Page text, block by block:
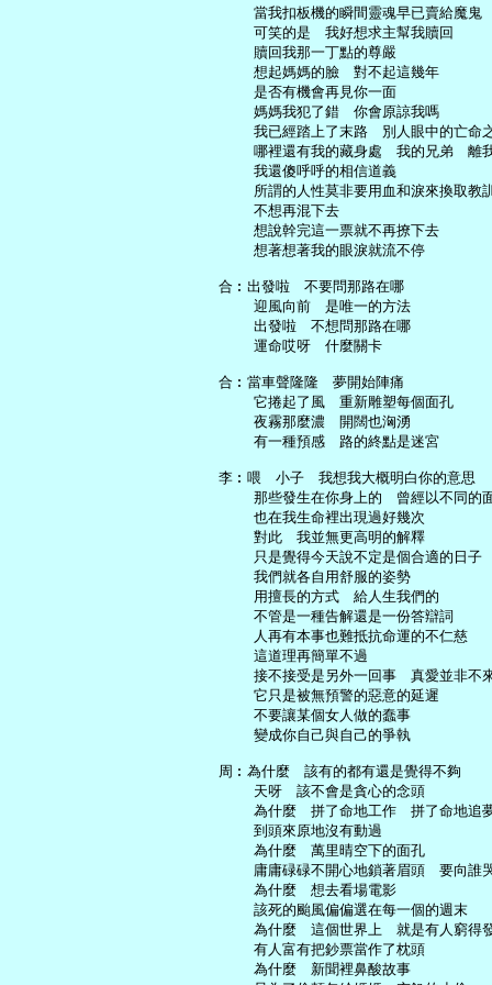
       當我扣板機的瞬間靈魂早已賣給魔鬼
       可笑的是　我好想求主幫我贖回
       贖回我那一丁點的尊嚴
       想起媽媽的臉　對不起這幾年
       是否有機會再見你一面
       媽媽我犯了錯　你會原諒我嗎
我已經踏上了末路　別人眼中的亡命
哪裡還有我的藏身處　我的兄弟　離
       我還傻呼呼的相信道義
       所謂的人性莫非要用血和淚來換取教訓
       不想再混下去
       想說幹完這一票就不再撩下去
       想著想著我的眼淚就流不停
   合︰出發啦　不要問那路在哪
       迎風向前　是唯一的方法
       出發啦　不想問那路在哪
       運命哎呀　什麼關卡
   合︰當車聲隆隆　夢開始陣痛
       它捲起了風　重新雕塑每個面孔
       夜霧那麼濃　開闊也洶湧
       有一種預感　路的終點是迷宮
   李︰喂　小子　我想我大概明白你的意思
那些發生在你身上的　曾經以不同的
       也在我生命裡出現過好幾次
       對此　我並無更高明的解釋
       只是覺得今天說不定是個合適的日子
       我們就各自用舒服的姿勢
       用擅長的方式　給人生我們的
       不管是一種告解還是一份答辯詞
       人再有本事也難抵抗命運的不仁慈
       這道理再簡單不過
接不接受是另外一回事　真愛並非不
       它只是被無預警的惡意的延遲
       不要讓某個女人做的蠢事
       變成你自己與自己的爭執
   周︰為什麼　該有的都有還是覺得不夠
       天呀　該不會是貪心的念頭
為什麼　拼了命地工作　拼了命地追
       到頭來原地沒有動過
       為什麼　萬里晴空下的面孔
庸庸碌碌不開心地鎖著眉頭　要向誰
       為什麼　想去看場電影
       該死的颱風偏偏選在每一個的週末
為什麼　這個世界上　就是有人窮得
       有人富有把鈔票當作了枕頭
       為什麼　新聞裡鼻酸故事